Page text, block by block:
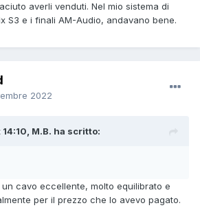
averli venduti. Nel mio sistema di
S3 e i finali AM-Audio, andavano bene.
2022
M.B. ha scritto:
cavo eccellente, molto equilibrato e
per il prezzo che lo avevo pagato.